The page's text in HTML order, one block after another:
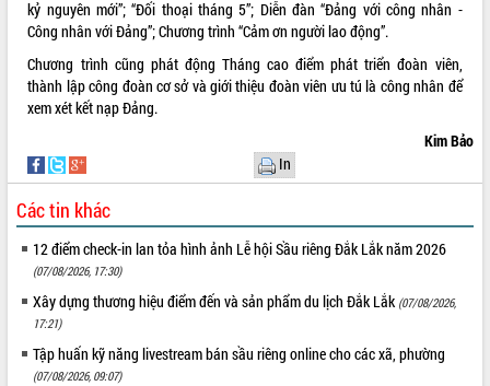
UBND tỉnh Đắk Lắk triển khai nhiệm
vụ 6 tháng cuối năm 2026
Kỳ họp thứ Hai, Hội đồng nhân dân
tỉnh khóa XI quyết nghị nhiều nội dung
quan trọng
Triết thăm, tặng quà người có công với
cách mạng
Rà soát, hoàn thiện hệ thống thiết chế
văn hóa, thể thao đáp ứng yêu cầu
phát triển mới
Thường trực HĐND tỉnh Đắk Lắk gặp
mặt Đoàn chuyên gia y tế TP. Hồ Chí
Minh
Lễ truy điệu và an táng hài cốt liệt sĩ
tại Nghĩa trang Liệt sĩ xã Sơn Hòa
LIÊN KẾT WEB
THỐNG KÊ TRUY CẬP
Hôm nay:
Tất cả:
66111913
kỷ nguyên mới”; “Đối thoại tháng 5”; Diễn đàn “Đảng với công nhân -
Công nhân với Đảng”; Chương trình “Cảm ơn người lao động”.
Chương trình cũng phát động Tháng cao điểm phát triển đoàn viên,
thành lập công đoàn cơ sở và giới thiệu đoàn viên ưu tú là công nhân để
xem xét kết nạp Đảng.
Kim Bảo
In
Các tin khác
12 điểm check-in lan tỏa hình ảnh Lễ hội Sầu riêng Đắk Lắk năm 2026
(07/08/2026, 17:30)
Xây dựng thương hiệu điểm đến và sản phẩm du lịch Đắk Lắk (07/08/2026,
17:21)
Tập huấn kỹ năng livestream bán sầu riêng online cho các xã, phường
(07/08/2026, 09:07)